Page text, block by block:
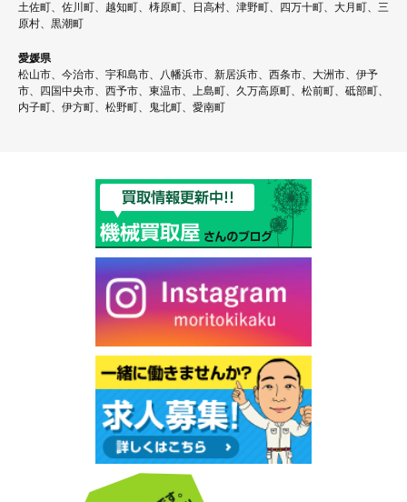
土佐町、佐川町、越知町、梼原町、日高村、津野町、四万十町、大月町、三
原村、黒潮町
愛媛県
松山市、今治市、宇和島市、八幡浜市、新居浜市、西条市、大洲市、伊予
市、四国中央市、西予市、東温市、上島町、久万高原町、松前町、砥部町、
内子町、伊方町、松野町、鬼北町、愛南町